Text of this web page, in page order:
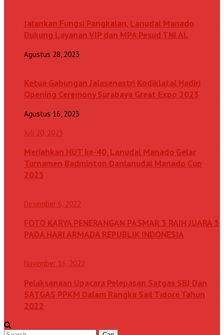
Jalankan Fungsi Pangkalan, Lanudal Manado
Dukung Layanan VIP dan MPA Pesud TNI AL
Agustus 28, 2023
Ketua Gabungan Jalasenastri Kodiklatal Hadiri
Opening Ceremony Surabaya Great Expo 2023
Agustus 16, 2023
Juli 20, 2023
Meriahkan HUT ke-40, Lanudal Manado Gelar
Turnamen Badminton Danlanudal Manado Cup
2023
Desember 6, 2022
FOTO KARYA PENERANGAN PASMAR 3 RAIH JUARA 3
PADA HARI ARMADA REPUBLIK INDONESIA
November 16, 2022
Pelaksanaan Upacara Pelepasan Satgas SBJ Dan
SATGAS PPKM Dalam Rangka Sail Tidore Tahun
2022